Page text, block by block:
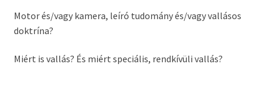
Motor és/vagy kamera, leíró tudomány és/vagy vallásos
doktrína?
Miért is vallás? És miért speciális, rendkívüli vallás?